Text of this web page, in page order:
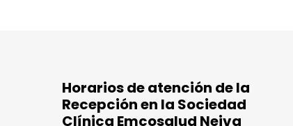
Horarios de atención de la
Recepción en la Sociedad
Clínica Emcosalud Neiva